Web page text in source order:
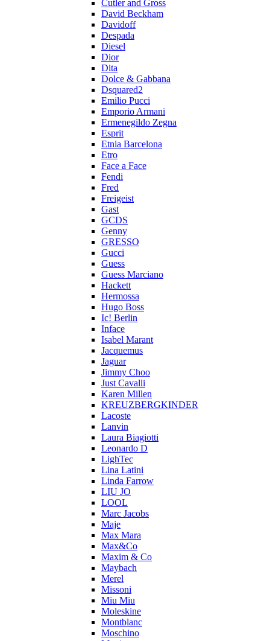
Cutler and Gross
David Beckham
Davidoff
Despada
Diesel
Dior
Dita
Dolce & Gabbana
Dsquared2
Emilio Pucci
Emporio Armani
Ermenegildo Zegna
Esprit
Etnia Barcelona
Etro
Face a Face
Fendi
Fred
Freigeist
Gast
GCDS
Genny
GRESSO
Gucci
Guess
Guess Marciano
Hackett
Hermossa
Hugo Boss
Ic! Berlin
Inface
Isabel Marant
Jacquemus
Jaguar
Jimmy Choo
Just Cavalli
Karen Millen
KREUZBERGKINDER
Lacoste
Lanvin
Laura Biagiotti
Leonardo D
LighTec
Lina Latini
Linda Farrow
LIU JO
LOOL
Marc Jacobs
Maje
Max Mara
Max&Co
Maxim & Co
Maybach
Merel
Missoni
Miu Miu
Moleskine
Montblanc
Moschino